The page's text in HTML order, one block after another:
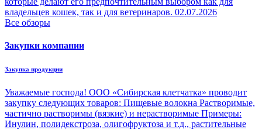
владельцев кошек, так и для ветеринаров. 02.07.2026
Все обзоры
Закупки компании
Закупка продукции
Уважаемые господа! ООО «Сибирская клетчатка» проводит
закупку следующих товаров: Пищевые волокна Растворимые,
частично растворимы (вязкие) и нерастворимые Примеры:
Инулин, полидекстроза, олигофруктоза и т.д., растительные